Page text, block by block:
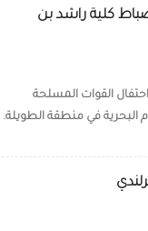
كلية راشد بن
القوات المسلحة
في منطقة الطويلة.